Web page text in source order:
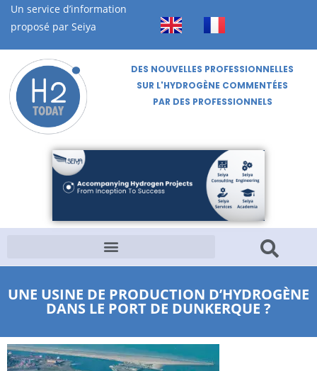
Un service d’information
proposé par Seiya
DES NOUVELLES PROFESSIONNELLES
SUR L'HYDROGÈNE COMMENTÉES
PAR DES PROFESSIONNELS
UNE USINE DE PRODUCTION D’HYDROGÈNE
DANS LE PORT DE DUNKERQUE ?